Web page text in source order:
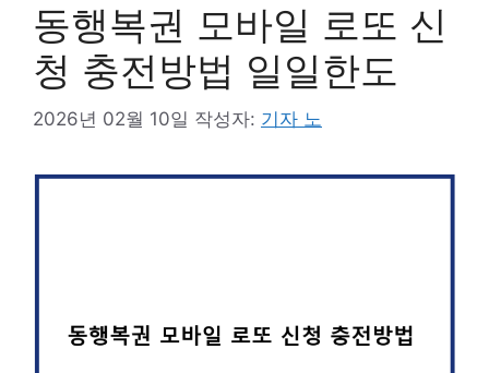
동행복권 모바일 로또 신
청 충전방법 일일한도
2026년 02월 10일 작성자: 기자 노